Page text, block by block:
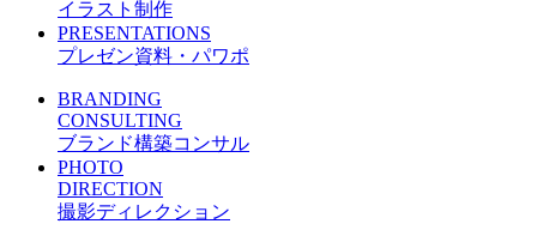
イラスト制作
PRESENTATIONS
プレゼン資料・パワポ
BRANDING
CONSULTING
ブランド構築コンサル
PHOTO
DIRECTION
撮影ディレクション